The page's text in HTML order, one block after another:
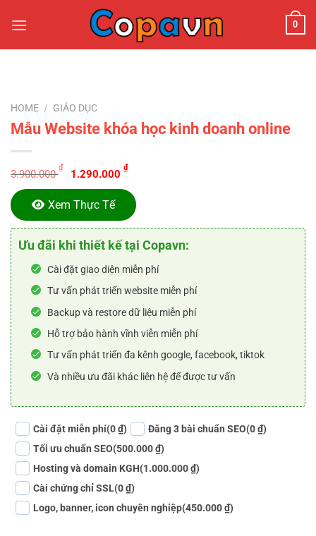
đến
0
HOME / GIÁO DỤC
Mẫu Website khóa học kinh doanh online
3.900.000
₫
Original
price
was:
3.900.000 ₫.
1.290.000
₫Current
price
is:
1.290.000 ₫.
Xem Thực Tế
Ưu đãi khi thiết kế tại Copavn:
Cài đặt giao diện miễn phí
Tư vấn phát triển website miễn phí
Backup và restore dữ liệu miễn phí
Hỗ trợ bảo hành vĩnh viễn miễn phí
Tư vấn phát triển đa kênh google, facebook, tiktok
Và nhiều ưu đãi khác liên hệ để được tư vấn
Cài đặt miễn phí(0 ₫) Đăng 3 bài chuẩn SEO(0 ₫)
Tối ưu chuẩn SEO(500.000 ₫)
Hosting và domain KGH(1.000.000 ₫)
Cài chứng chỉ SSL(0 ₫)
Logo, banner, icon chuyên nghiệp(450.000 ₫)